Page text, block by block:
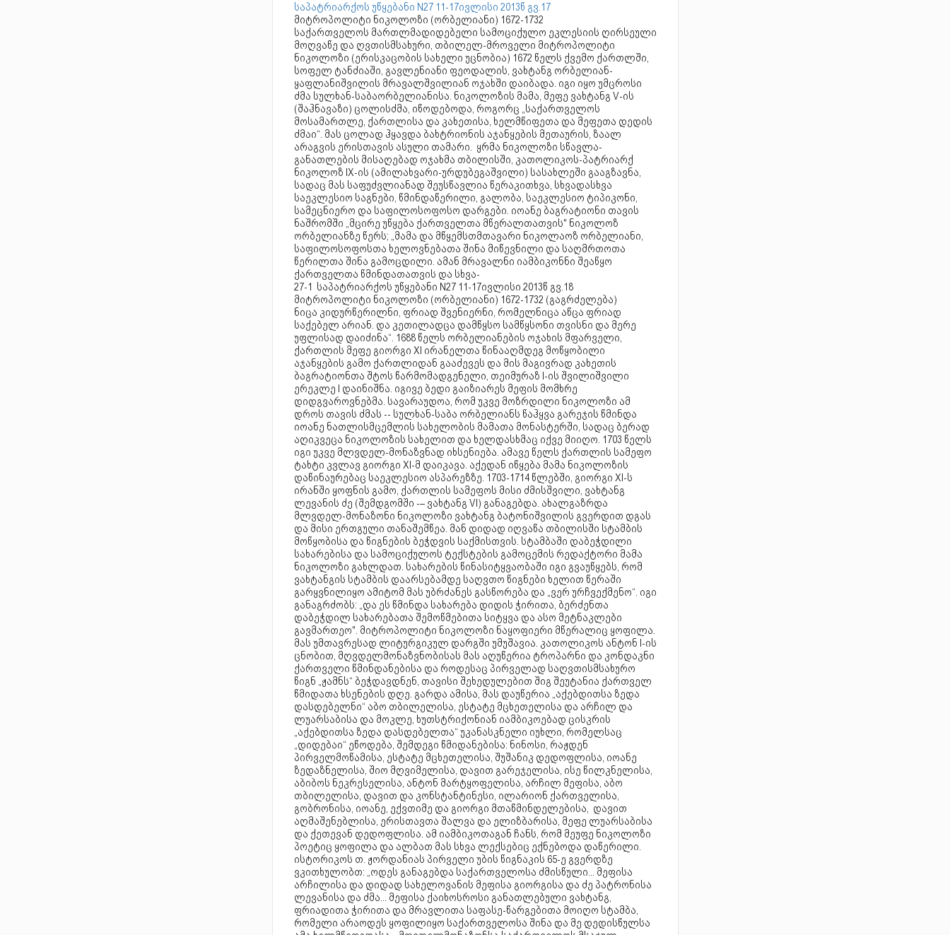
საპატრიარქოს უწყებანი N27 11-17ივლისი 2013წ გვ.17
მიტროპოლიტი ნიკოლოზი (ორბელიანი) 1672-1732
საქართველოს მართლმადიდებელი სამოციქულო ეკლესიის ღირსეული
მოღვაწე და ღვთისმსახური, თბილელ-მროველი მიტროპოლიტი
ნიკოლოზი (ერისკაცობის სახელი უცნობია) 1672 წელს ქვემო ქართლში,
სოფელ ტანძიაში, გავლენიანი ფეოდალის, ვახტანგ ორბელიან-
ყაფლანიშვილის მრავალშვილიან ოჯახში დაიბადა. იგი იყო უმცროსი
ძმა სულხან-საბაორბელიანისა. ნიკოლოზის მამა, მეფე ვახტანგ V-ის
(შაჰნავაზი) ცოლისძმა, იწოდებოდა, როგორც „საქართველოს
მოსამართლე, ქართლისა და კახეთისა, ხელმწიფეთა და მეფეთა დედის
ძმაი“. მას ცოლად ჰყავდა ბახტრიონის აჯანყების მეთაურის, ზაალ
არაგვის ერისთავის ასული თამარი. ყრმა ნიკოლოზი სწავლა-
განათლების მისაღებად ოჯახმა თბილისში, კათოლიკოს-პატრიარქ
ნიკოლოზ IX-ის (ამილახვარი-ურდუბეგაშვილი) სასახლეში გააგზავნა,
სადაც მას საფუძვლიანად შეუსწავლია წერაკითხვა, სხვადასხვა
საეკლესიო საგნები, წმინდაწერილი, გალობა, საეკლესიო ტიპიკონი,
სამეცნიერო და საფილოსოფოსო დარგები. იოანე ბაგრატიონი თავის
ნაშრომში „მცირე უწყება ქართველთა მწერალთათვის" ნიკოლოზ
ორბელიანზე წერს; „მამა და მწყემსთმთავარი ნიკოლაოზ ორბელიანი,
საფილოსოფოსთა ხელოვნებათა შინა მიწევნილი და საღმრთოთა
წერილთა შინა გამოცდილი. ამან მრავალნი იამბიკონნი შეაწყო
ქართველთა წმინდათათვის და სხვა-
27-1 საპატრიარქოს უწყებანი N27 11-17ივლისი 2013წ გვ.18
მიტროპოლიტი ნიკოლოზი (ორბელიანი) 1672-1732 (გაგრძელება)
ნიცა კიდურწერილნი, ფრიად შვენიერნი, რომელნიცა აწცა ფრიად
საქებელ არიან. და კეთილადცა დამწყსო სამწყსონი თვისნი და მერე
უფლისად დაიძინა“. 1688 წელს ორბელიანების ოჯახის მფარველი,
ქართლის მეფე გიორგი XI ირანელთა წინააღმდეგ მოწყობილი
აჯანყების გამო ქართლიდან გააძევეს და მის მაგივრად კახეთის
ბაგრატიონთა შტოს წარმომადგენელი, თეიმურაზ I-ის შვილიშვილი
ერეკლე I დაინიშნა. იგივე ბედი გაიზიარეს მეფის მომხრე
დიდგვაროვნებმა. სავარაუდოა, რომ უკვე მოზრდილი ნიკოლოზი ამ
დროს თავის ძმას -- სულხან-საბა ორბელიანს წაჰყვა გარეჯის წმინდა
იოანე ნათლისმცემლის სახელობის მამათა მონასტერში, სადაც ბერად
აღიკვეცა ნიკოლოზის სახელით და ხელდასხმაც იქვე მიიღო. 1703 წელს
იგი უკვე მლვდელ-მონაზვნად იხსენიება. ამავე წელს ქართლის სამეფო
ტახტი კვლავ გიორგი XI-მ დაიკავა. აქედან იწყება მამა ნიკოლოზის
დაწინაურებაც საეკლესიო ასპარეზზე. 1703-1714 წლებში, გიორგი XI-ს
ირანში ყოფნის გამო, ქართლის სამეფოს მისი ძმისშვილი, ვახტანგ
ლევანის ძე (შემდგომში -– ვახტანგ VI) განაგებდა. ახალგაზრდა
მლვდელ-მონაზონი ნიკოლოზი ვახტანგ ბატონიშვილის გვერდით დგას
და მისი ერთგული თანაშემწეა. მან დიდად იღვაწა თბილისში სტამბის
მოწყობისა და წიგნების ბეჭდვის საქმისთვის. სტამბაში დაბეჭდილი
სახარებისა და სამოციქულოს ტექსტების გამოცემის რედაქტორი მამა
ნიკოლოზი გახლდათ. სახარების წინასიტყვაობაში იგი გვაუწყებს, რომ
ვახტანგის სტამბის დაარსებამდე საღვთო წიგნები ხელით წერაში
გარყვნილიყო ამიტომ მას უბრძანეს გასწორება და „ვერ ურჩვექმენო“. იგი
განაგრძობს: „და ეს წმინდა სახარება დიდის ჭირითა, ბერძენთა
დაბეჭდილ სახარებათა შემოწმებითა სიტყვა და ასო მეტნაკლები
გავმართეო". მიტროპოლიტი ნიკოლოზი ნაყოფიერი მწერალიც ყოფილა.
მას უმთავრესად ლიტურგიკულ დარგში უმუშავია. კათოლიკოს ანტონ I-ის
ცნობით, მღვდელმონაზვნობისას მას აღუწერია ტროპარნი და კონდაკნი
ქართველი წმინდანებისა და როდესაც პირველად საღვთისმსახურო
წიგნ „ჟამნს“ ბეჭდავდნენ, თავისი შეხედულებით შიგ შეუტანია ქართველ
წმიდათა ხსენების დღე. გარდა ამისა, მას დაუწერია „აქებდითსა ზედა
დასდებელნი“ აბო თბილელისა, ესტატე მცხეთელისა და არჩილ და
ლუარსაბისა და მოკლე, ხუთსტრიქონიან იამბიკოებად ცისკრის
„აქებდითსა ზედა დასდებელთა“ უკანასკნელი იუხლი, რომელსაც
„დიდებაი“ ეწოდება, შემდეგი წმიდანებისა: ნინოსი, რაჟდენ
პირველმოწამისა, ესტატე მცხეთელისა, შუშანიკ დედოფლისა, იოანე
ზედაზნელისა, შიო მღვიმელისა, დავით გარეჯელისა, ისე წილკნელისა,
აბიბოს ნეკრესელისა, ანტონ მარტყოფელისა, არჩილ მეფისა, აბო
თბილელისა, დავით და კონსტანტინესი, ილარიონ ქართველისა,
გობრონისა, იოანე, ექვთიმე და გიორგი მთაწმინდელებისა, დავით
აღმაშენებლისა, ერისთავთა შალვა და ელიზბარისა, მეფე ლუარსაბისა
და ქეთევან დედოფლისა. ამ იამბიკოთაგან ჩანს, რომ მეუფე ნიკოლოზი
პოეტიც ყოფილა და ალბათ მას სხვა ლექსებიც ექნებოდა დაწერილი.
ისტორიკოს თ. ჟორდანიას პირველი უბის წიგნაკის 65-ე გვერდზე
ვკითხულობთ: „ოდეს განაგებდა საქართველოსა ძმისწული... მეფისა
არჩილისა და დიდად სახელოვანის მეფისა გიორგისა და ძე პატრონისა
ლევანისა და ძმა... მეფისა ქაიხოსროსი განათლებული ვახტანგ,
ფრიადითა ჭირითა და მრავლითა საფასე-წარგებითა მოიღო სტამბა,
რომელი არაოდეს ყოფილიყო საქართველოსა შინა და მე დედისწულსა